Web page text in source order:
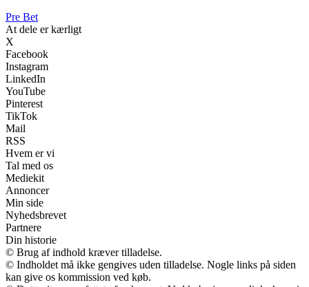
Pre Bet
At dele er kærligt
X
Facebook
Instagram
LinkedIn
YouTube
Pinterest
TikTok
Mail
RSS
Hvem er vi
Tal med os
Mediekit
Annoncer
Min side
Nyhedsbrevet
Partnere
Din historie
© Brug af indhold kræver tilladelse.
© Indholdet må ikke gengives uden tilladelse. Nogle links på siden
kan give os kommission ved køb.